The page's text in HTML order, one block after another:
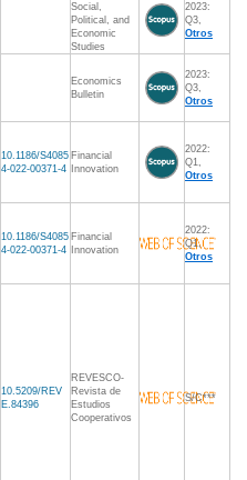
Social,
Political, and
Economic
Studies
2023:
Q3,
Otros
Economics
Bulletin
2023:
Q3,
Otros
10.1186/S4085
4-022-00371-4
Financial
Innovation
2022:
Q1,
Otros
10.1186/S4085
4-022-00371-4
Financial
Innovation
2022:
Q1,
Otros
10.5209/REV
E.84396
REVESCO-
Revista de
Estudios
Cooperativos
S/C***